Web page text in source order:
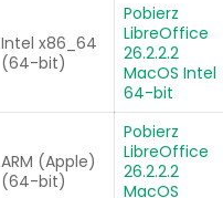
Intel x86_64
(64-bit)
Pobierz
LibreOffice
26.2.2.2
MacOS Intel
64-bit
ARM (Apple)
(64-bit)
Pobierz
LibreOffice
26.2.2.2
MacOS